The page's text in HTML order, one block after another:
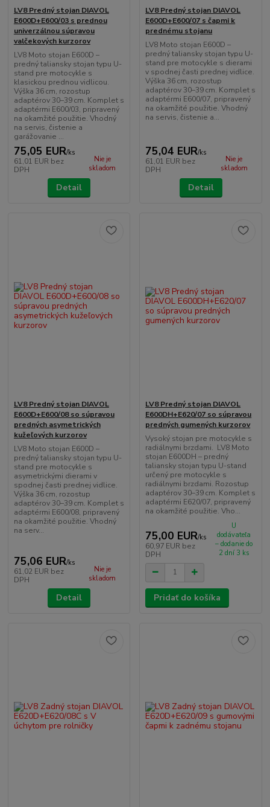
LV8 Predný stojan DIAVOL
E600D+E600/03 s prednou
univerzálnou súpravou
valčekových kurzorov
LV8 Moto stojan E600D –
predný taliansky stojan typu U-
stand pre motocykle s
klasickou prednou vidlicou.
Výška 36 cm, rozostup
adaptérov 30–39 cm. Komplet s
adaptérmi E600/03, pripravený
na okamžité použitie. Vhodný
na servis, čistenie a
garážovanie ...
75,05 EUR/ks
61,01 EUR bez
DPH
Nie je
skladom
Detail
LV8 Predný stojan DIAVOL
E600D+E600/07 s čapmi k
prednému stojanu
LV8 Moto stojan E600D –
predný taliansky stojan typu U-
stand pre motocykle s dierami
v spodnej časti prednej vidlice.
Výška 36 cm, rozostup
adaptérov 30–39 cm. Komplet s
adaptérmi E600/07, pripravený
na okamžité použitie. Vhodný
na servis, čistenie a...
75,04 EUR/ks
61,01 EUR bez
DPH
Nie je
skladom
Detail
LV8 Predný stojan DIAVOL
E600D+E600/08 so súpravou
predných asymetrických
kužeľových kurzorov
LV8 Moto stojan E600D –
predný taliansky stojan typu U-
stand pre motocykle s
asymetrickými dierami v
spodnej časti prednej vidlice.
Výška 36 cm, rozostup
adaptérov 30–39 cm. Komplet s
adaptérmi E600/08, pripravený
na okamžité použitie. Vhodný
na serv...
75,06 EUR/ks
61,02 EUR bez
DPH
Nie je
skladom
Detail
LV8 Predný stojan DIAVOL
E600DH+E620/07 so súpravou
predných gumených kurzorov
Vysoký stojan pre motocykle s
radiálnymi brzdami. LV8 Moto
stojan E600DH – predný
taliansky stojan typu U-stand
určený pre motocykle s
radiálnymi brzdami. Rozostup
adaptérov 30–39 cm. Komplet s
adaptérmi E620/07, pripravený
na okamžité použitie. Vho...
75,00 EUR/ks
60,97 EUR bez
DPH
U
dodávateľa
– dodanie do
2 dní 3 ks
Pridať do košíka